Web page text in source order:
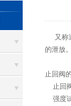
又称
的泄放
止回阀
止回
强度